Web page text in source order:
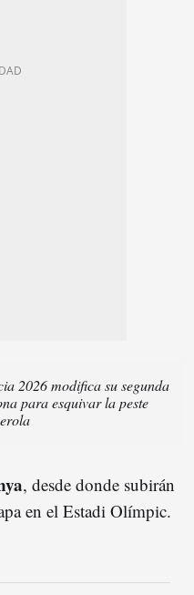
2026 modifica su segunda
para esquivar la peste
, desde donde subirán
en el Estadi Olímpic.